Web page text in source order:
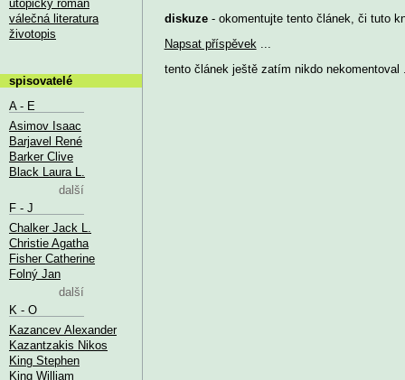
diskuze- okomentujte tento článek, či tuto
Napsat příspěvek
tento článek ještě zatím nikdo nekomentoval
utopický román
válečná literatura
životopis
spisovatelé
A - E
Asimov Isaac
Barjavel René
Barker Clive
Black Laura L.
další
F - J
Chalker Jack L.
Christie Agatha
Fisher Catherine
Folný Jan
další
K - O
Kazancev Alexander
Kazantzakis Nikos
King Stephen
King William